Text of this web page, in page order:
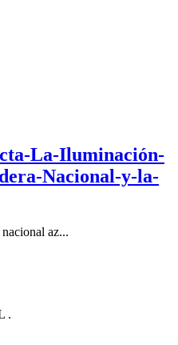
La-Iluminación-
Nacional-y-la-
az...
.